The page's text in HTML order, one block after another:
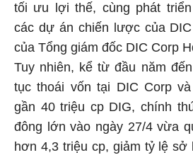
tối ưu lợi thế, cùng phát
các dự án chiến lược của
của Tổng giám đốc DIC Corp
Tuy nhiên, kể từ đầu năm
tục thoái vốn tại DIC Corp
gần 40 triệu cp DIG, chính
đông lớn vào ngày 27/4 vừa
hơn 4,3 triệu cp, giảm tỷ lệ